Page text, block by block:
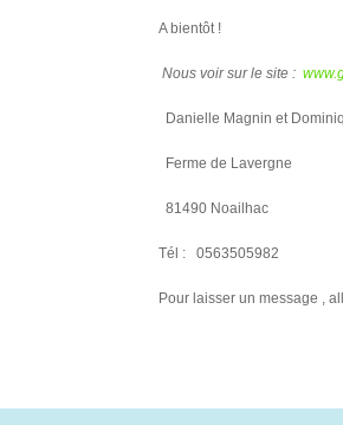
A bientôt !
Nous voir sur le site :
Danielle Magnin et
Ferme de Lavergne
81490 Noailhac
Tél : 0563505982
Pour laisser un